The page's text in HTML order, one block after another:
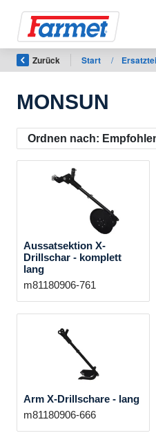
auf
Shop
Meine
Maschinen
Herunterladen
Zurück Start /
MONSUN
Ordnen nach:
Aussatsektion X-
Drillschar - komplett
lang
m81180906-761
Arm X-Drillschare - lang
m81180906-666